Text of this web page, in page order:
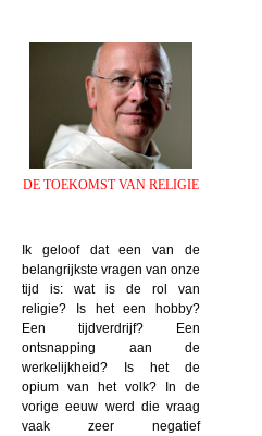
DE TOEKOMST VAN RELIGIE
Ik geloof dat een van de
belangrijkste vragen van onze
tijd is: wat is de rol van
religie? Is het een hobby?
Een tijdverdrijf? Een
ontsnapping aan de
werkelijkheid? Is het de
opium van het volk? In de
vorige eeuw werd die vraag
vaak zeer negatief